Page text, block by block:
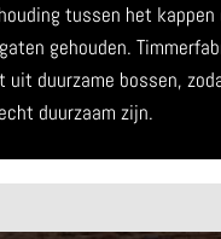
tussen het kappen
gehouden.
uit duurzame bossen,
duurzaam zijn.